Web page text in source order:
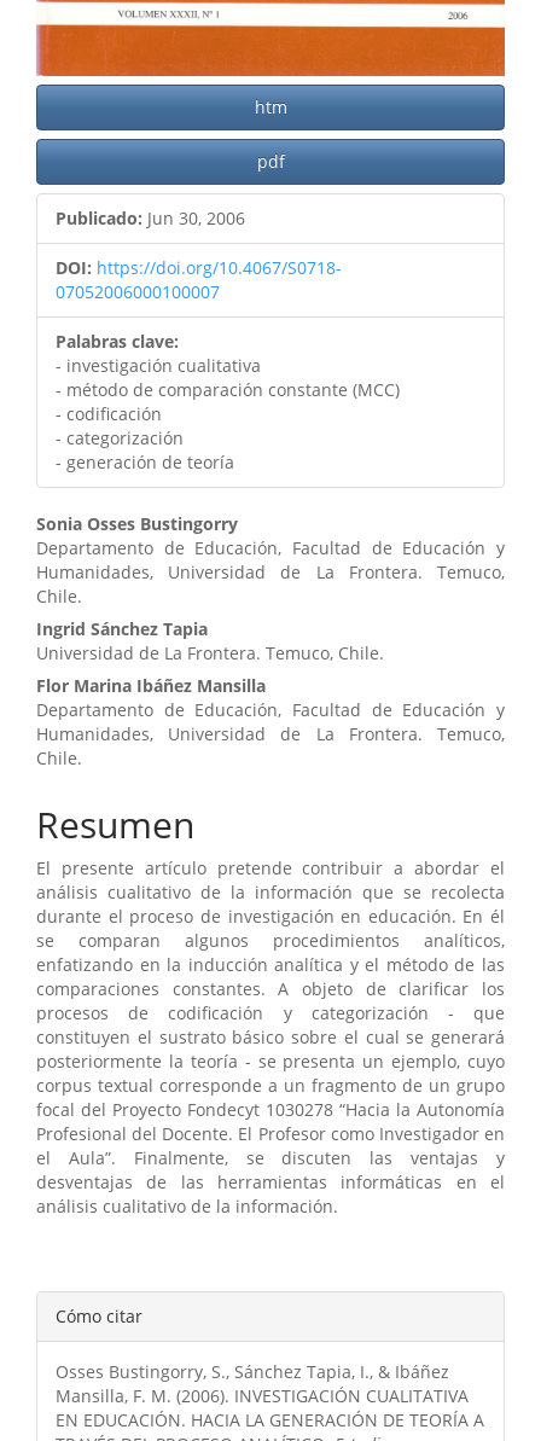
htm
pdf
Publicado: Jun 30, 2006
DOI: https://doi.org/10.4067/S0718-
07052006000100007
Palabras clave:
- investigación cualitativa
- método de comparación constante (MCC)
- codificación
- categorización
- generación de teoría
Contenido
principal
del
artículo
Sonia Osses Bustingorry
Departamento de Educación, Facultad de Educación y
Humanidades, Universidad de La Frontera. Temuco,
Chile.
Ingrid Sánchez Tapia
Universidad de La Frontera. Temuco, Chile.
Flor Marina Ibáñez Mansilla
Departamento de Educación, Facultad de Educación y
Humanidades, Universidad de La Frontera. Temuco,
Chile.
Resumen
El presente artículo pretende contribuir a abordar el
análisis cualitativo de la información que se recolecta
durante el proceso de investigación en educación. En él
se comparan algunos procedimientos analíticos,
enfatizando en la inducción analítica y el método de las
comparaciones constantes. A objeto de clarificar los
procesos de codificación y categorización - que
constituyen el sustrato básico sobre el cual se generará
posteriormente la teoría - se presenta un ejemplo, cuyo
corpus textual corresponde a un fragmento de un grupo
focal del Proyecto Fondecyt 1030278 “Hacia la Autonomía
Profesional del Docente. El Profesor como Investigador en
el Aula”. Finalmente, se discuten las ventajas y
desventajas de las herramientas informáticas en el
análisis cualitativo de la información.
Detalles
del
artículo
Cómo citar
Osses Bustingorry, S., Sánchez Tapia, I., & Ibáñez
Mansilla, F. M. (2006). INVESTIGACIÓN CUALITATIVA
EN EDUCACIÓN. HACIA LA GENERACIÓN DE TEORÍA A